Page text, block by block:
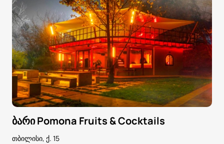
ბარი Pomona Fruits & Cocktails
თბილისი, ქ. 15